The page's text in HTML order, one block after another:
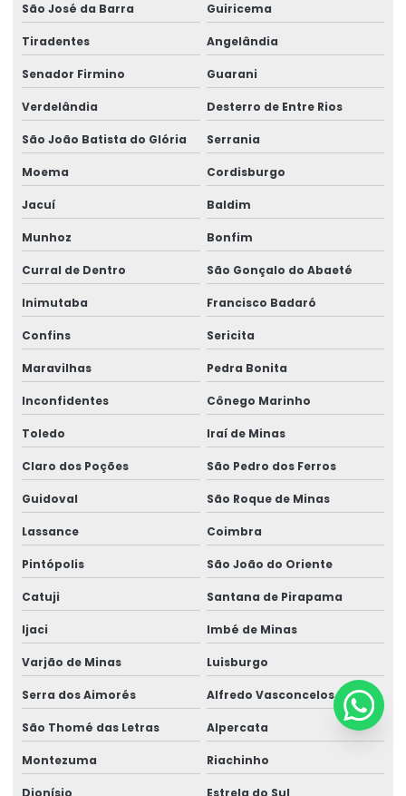
São José da Barra Guiricema
Tiradentes Angelândia
Senador Firmino Guarani
Verdelândia Desterro de Entre Rios
São João Batista do Glória Serrania
Moema Cordisburgo
Jacuí Baldim
Munhoz Bonfim
Curral de Dentro São Gonçalo do Abaeté
Inimutaba Francisco Badaró
Confins Sericita
Maravilhas Pedra Bonita
Inconfidentes Cônego Marinho
Toledo Iraí de Minas
Claro dos Poções São Pedro dos Ferros
Guidoval São Roque de Minas
Lassance Coimbra
Pintópolis São João do Oriente
Catuji Santana de Pirapama
Ijaci Imbé de Minas
Varjão de Minas Luisburgo
Serra dos Aimorés Alfredo Vasconcelos
São Thomé das Letras Alpercata
Montezuma Riachinho